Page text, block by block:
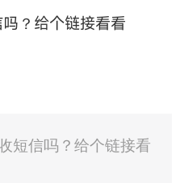
？给个链接看看
短信吗？给个链接看